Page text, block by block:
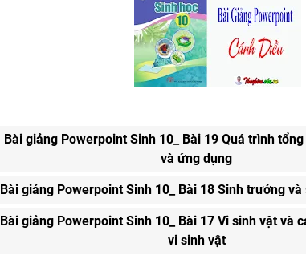
Bài giảng Powerpoint Sinh 10_ Bài 19 Quá trình
và ứng dụng
Bài giảng Powerpoint Sinh 10_ Bài 18 Sinh trưởng
Bài giảng Powerpoint Sinh 10_ Bài 17 Vi sinh vật và
vi sinh vật